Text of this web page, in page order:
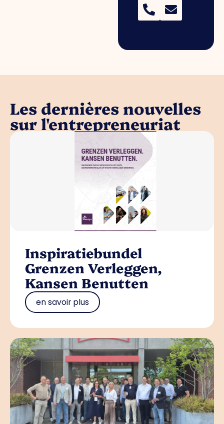
Les dernières nouvelles
sur l'entrepreneuriat
Inspiratiebundel
Grenzen Verleggen,
Kansen Benutten
en savoir plus